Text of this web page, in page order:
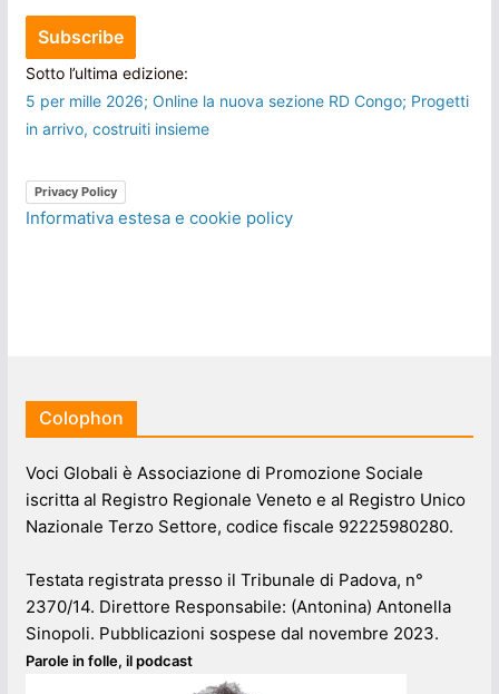
Sotto l’ultima edizione:
5 per mille 2026; Online la nuova sezione RD Congo; Progetti
in arrivo, costruiti insieme
Privacy Policy
Informativa estesa e cookie policy
Colophon
Voci Globali è Associazione di Promozione Sociale
iscritta al Registro Regionale Veneto e al Registro Unico
Nazionale Terzo Settore, codice fiscale 92225980280.
Testata registrata presso il Tribunale di Padova, n°
2370/14. Direttore Responsabile: (Antonina) Antonella
Sinopoli. Pubblicazioni sospese dal novembre 2023.
Parole in folle, il podcast